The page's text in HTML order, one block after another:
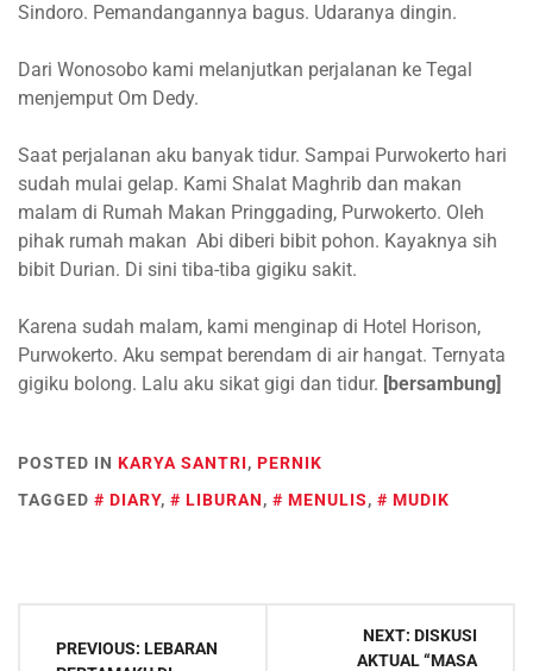
Sindoro. Pemandangannya bagus. Udaranya dingin.
Dari Wonosobo kami melanjutkan perjalanan ke Tegal
menjemput Om Dedy.
Saat perjalanan aku banyak tidur. Sampai Purwokerto hari
sudah mulai gelap. Kami Shalat Maghrib dan makan
malam di Rumah Makan Pringgading, Purwokerto. Oleh
pihak rumah makan Abi diberi bibit pohon. Kayaknya sih
bibit Durian. Di sini tiba-tiba gigiku sakit.
Karena sudah malam, kami menginap di Hotel Horison,
Purwokerto. Aku sempat berendam di air hangat. Ternyata
gigiku bolong. Lalu aku sikat gigi dan tidur. [bersambung]
POSTED IN KARYA SANTRI, PERNIK
TAGGED
DIARY, LIBURAN, MENULIS, MUDIK
navigation
PREVIOUS: LEBARAN
NEXT: DISKUSI
AKTUAL “MASA